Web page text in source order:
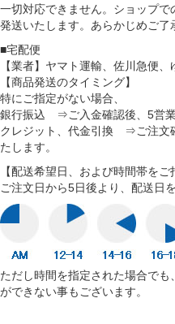
一切対応できません。ショップで
発送いたします。あらかじめご了
■宅配便
【業者】ヤマト運輸、佐川急便、
【商品発送のタイミング】
特にご指定がない場合、
銀行振込 ⇒ご入金確認後、5営業
クレジット、代金引換 ⇒ご注文
たします。
【配送希望日、および時間帯をご
ご注文日から5日後より、配送日
ただし時間を指定された場合で
ができない事もございます。